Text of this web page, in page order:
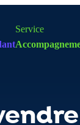
Service